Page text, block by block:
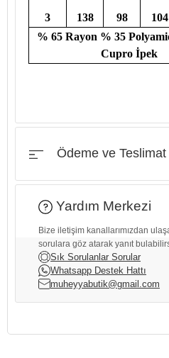
3 138 98 104
% 65 Rayon % 35
Cupro İpek
Ödeme ve
Yardım Merkezi
Bize iletişim kanallarımızdan
sorulara göz atarak yanıt
Sık Sorulanlar Sorular
Whatsapp Destek Hattı
muheyyabutik@gmail.com